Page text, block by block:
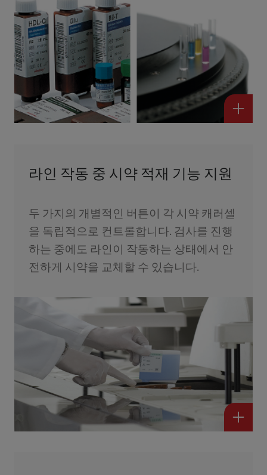
라인 작동 중 시약 적재 기능 지원
두 가지의 개별적인 버튼이 각 시약 캐러셀
을 독립적으로 컨트롤합니다. 검사를 진행
하는 중에도 라인이 작동하는 상태에서 안
전하게 시약을 교체할 수 있습니다.